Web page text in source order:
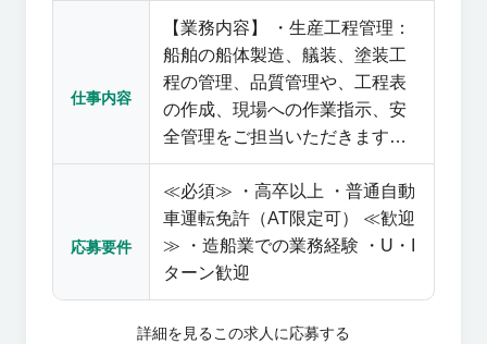
仕事内容
【業務内容】 ・生産工程管理：
船舶の船体製造、艤装、塗装工
程の管理、品質管理や、工程表
の作成、現場への作業指示、安
全管理をご担当いただきます。
※以下の2グループそれぞれに工
程管理の担当があります。 ・船
殻グループ：船体をつくる工程
・艤装グループ：できあがった
船に装備品を装着する
応募要件
≪必須≫ ・高卒以上 ・普通自動
車運転免許（AT限定可） ≪歓迎
≫ ・造船業での業務経験 ・U・I
ターン歓迎
詳細を見るこの求人に応募する